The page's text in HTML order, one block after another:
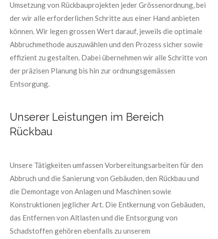
Umsetzung von Rückbauprojekten jeder Grössenordnung, bei
der wir alle erforderlichen Schritte aus einer Hand anbieten
können. Wir legen grossen Wert darauf, jeweils die optimale
Abbruchmethode auszuwählen und den Prozess sicher sowie
effizient zu gestalten. Dabei übernehmen wir alle Schritte von
der präzisen Planung bis hin zur ordnungsgemässen
Entsorgung.
Unserer Leistungen im Bereich
Rückbau
Unsere Tätigkeiten umfassen Vorbereitungsarbeiten für den
Abbruch und die Sanierung von Gebäuden, den Rückbau und
die Demontage von Anlagen und Maschinen sowie
Konstruktionen jeglicher Art. Die Entkernung von Gebäuden,
das Entfernen von Altlasten und die Entsorgung von
Schadstoffen gehören ebenfalls zu unserem